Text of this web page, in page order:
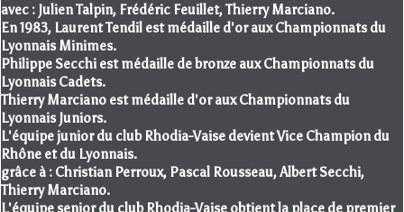
avec : Julien Talpin, Frédéric Feuillet, Thierry Marciano.
En 1983, Laurent Tendil est médaille d'or aux Championnats du
Lyonnais Minimes.
Philippe Secchi est médaille de bronze aux Championnats du
Lyonnais Cadets.
Thierry Marciano est médaille d'or aux Championnats du
Lyonnais Juniors.
L'équipe junior du club Rhodia-Vaise devient Vice Champion du
Rhône et du Lyonnais.
grâce à : Christian Perroux, Pascal Rousseau, Albert Secchi,
Thierry Marciano.
L'équipe senior du club Rhodia-Vaise obtient la place de premier